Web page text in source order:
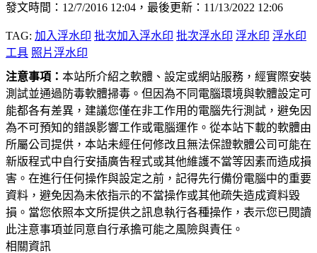
發文時間：12/7/2016 12:04，最後更新：11/13/2022 12:06
TAG: 加入浮水印 批次加入浮水印 批次浮水印 浮水印 浮水印
工具 照片浮水印
注意事項： 本站所介紹之軟體、設定或網站服務，經實際安裝
測試並通過防毒軟體掃毒。但因為不同電腦環境與軟體設定可
能都各有差異，建議您僅在非工作用的電腦先行測試，避免因
為不可預知的錯誤影響工作或電腦運作。從本站下載的軟體由
所屬公司提供，本站未經任何修改且無法保證軟體公司可能在
新版程式中自行安插廣告程式或其他維護不當等因素而造成損
害。在進行任何操作與設定之前，記得先行備份電腦中的重要
資料，避免因為未依指示的不當操作或其他疏失造成資料毀
損。當您依照本文所提供之訊息執行各種操作，表示您已閱讀
此注意事項並同意自行承擔可能之風險與責任。
相關資訊